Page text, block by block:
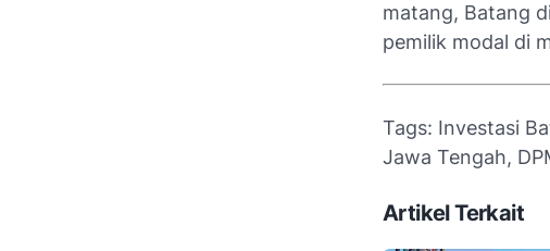
matang, Batang
pemilik modal di
Tags: Investasi
Jawa Tengah,
Artikel Terkait